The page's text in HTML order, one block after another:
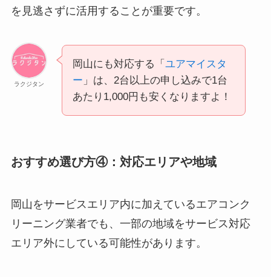
を見逃さずに活用することが重要です。
ラクジタン
岡山にも対応する「 ユアマイスタ
ー 」は、2台以上の申し込みで1台
あたり1,000円も安くなりますよ！
おすすめ選び方④：対応エリアや地域
岡山をサービスエリア内に加えているエアコンク
リーニング業者でも、一部の地域をサービス対応
エリア外にしている可能性があります。